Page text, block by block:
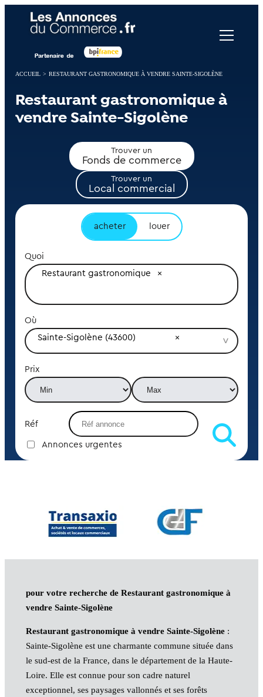
ACCUEIL > RESTAURANT GASTRONOMIQUE À VENDRE SAINTE-SIGOLÈNE
Restaurant gastronomique à
vendre Sainte-Sigolène
Trouver un
Fonds de commerce
Trouver un
Local commercial
acheter louer
Quoi
Restaurant gastronomique
Où
Sainte-Sigolène (43600)
Prix
Réf
Annonces urgentes
pour votre recherche de Restaurant gastronomique à
vendre Sainte-Sigolène
Restaurant gastronomique à vendre Sainte-Sigolène:
Sainte-Sigolène est une charmante commune située dans
le sud-est de la France, dans le département de la Haute-
Loire. Elle est connue pour son cadre naturel
exceptionnel, ses paysages vallonnés et ses forêts
Panneau de gestion des cookies